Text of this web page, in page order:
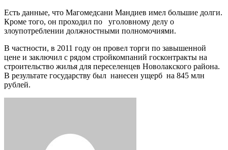
Есть данные, что Магомедсани Мандиев имел большие долги.
Кроме того, он проходил по уголовному делу о
злоупотреблении должностными полномочиями.
В частности, в 2011 году он провел торги по завышенной
цене и заключил с рядом стройкомпаний госконтракты на
строительство жилья для переселенцев Новолакского района.
В результате государству был нанесен ущерб на 845 млн
рублей.